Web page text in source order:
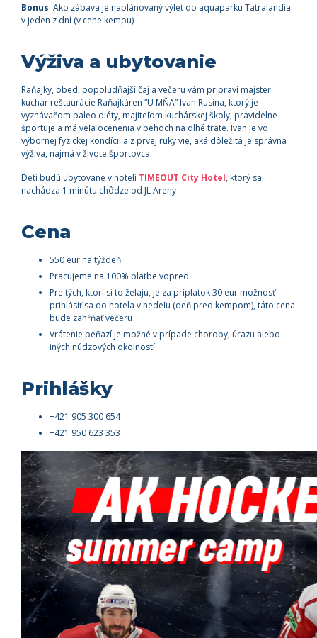
Bonus: Ako zábava je naplánovaný výlet do aquaparku Tatralandia
v jeden z dní (v cene kempu)
Výživa a ubytovanie
Raňajky, obed, popoludňajší čaj a večeru vám pripraví majster
kuchár reštaurácie Raňajkáren “U MŇA” Ivan Rusina, ktorý je
vyznávačom paleo diéty, majiteľom kuchárskej školy, pravidelne
športuje a má veľa ocenenia v behoch na dlhé trate. Ivan je vo
výbornej fyzickej kondícii a z prvej ruky vie, aká dôležitá je správna
výživa, najmä v živote športovca.
Deti budú ubytované v hoteli TIMEOUT City Hotel, ktorý sa
nachádza 1 minútu chôdze od JL Areny
Cena
550 eur na týždeň
Pracujeme na 100% platbe vopred
Pre tých, ktorí si to želajú, je za príplatok 30 eur možnosť
prihlásiť sa do hotela v nedeľu (deň pred kempom), táto cena
bude zahŕňať večeru
Vrátenie peňazí je možné v prípade choroby, úrazu alebo
iných núdzových okolností
Prihlášky
+421 905 300 654
+421 950 623 353